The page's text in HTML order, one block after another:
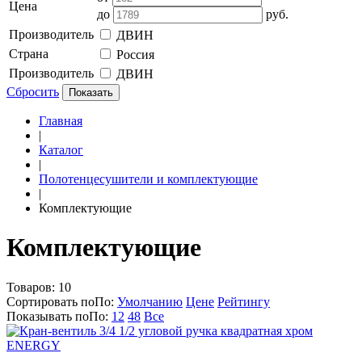
Цена
до
руб.
Производитель
ДВИН
Страна
Россия
Производитель
ДВИН
Сбросить
Показать
Главная
|
Каталог
|
Полотенцесушители и комплектующие
|
Комплектующие
Комплектующие
Товаров: 10
Сортировать поПо: Умолчанию Цене Рейтингу
Показывать поПо: 12 48 Все